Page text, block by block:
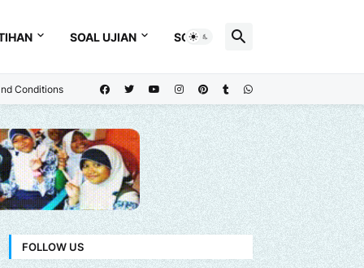
SOAL UJIAN SOAL
Conditions
FOLLOW US